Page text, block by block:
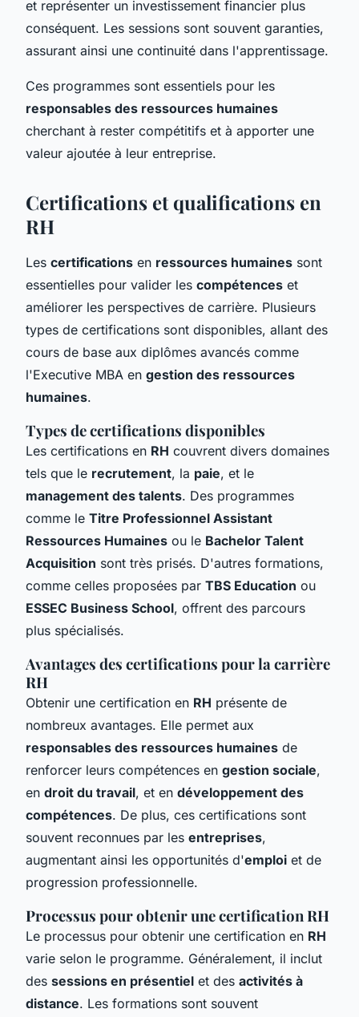
et représenter un investissement financier plus
conséquent. Les sessions sont souvent garanties,
assurant ainsi une continuité dans l'apprentissage.
Ces programmes sont essentiels pour les
responsables des ressources humaines
cherchant à rester compétitifs et à apporter une
valeur ajoutée à leur entreprise.
Certifications et qualifications en
RH
Les certifications en ressources humaines sont
essentielles pour valider les compétences et
améliorer les perspectives de carrière. Plusieurs
types de certifications sont disponibles, allant des
cours de base aux diplômes avancés comme
l'Executive MBA en gestion des ressources
humaines.
Types de certifications disponibles
Les certifications en RH couvrent divers domaines
tels que le recrutement, la paie, et le
management des talents. Des programmes
comme le Titre Professionnel Assistant
Ressources Humaines ou le Bachelor Talent
Acquisition sont très prisés. D'autres formations,
comme celles proposées par TBS Education ou
ESSEC Business School, offrent des parcours
plus spécialisés.
Avantages des certifications pour la carrière
RH
Obtenir une certification en RH présente de
nombreux avantages. Elle permet aux
responsables des ressources humaines de
renforcer leurs compétences en gestion sociale,
en droit du travail, et en développement des
compétences. De plus, ces certifications sont
souvent reconnues par les entreprises,
augmentant ainsi les opportunités d'emploi et de
progression professionnelle.
Processus pour obtenir une certification RH
Le processus pour obtenir une certification en RH
varie selon le programme. Généralement, il inclut
des sessions en présentiel et des activités à
distance. Les formations sont souvent